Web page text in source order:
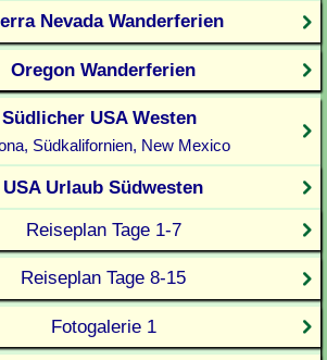
Nevada Wanderferien
Oregon Wanderferien
Südlicher USA Westen
Südkalifornien, New Mexico
USA Urlaub Südwesten
Reiseplan Tage 1-7
Reiseplan Tage 8-15
Fotogalerie 1